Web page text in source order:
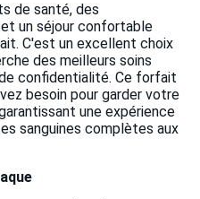
de santé, des
un séjour confortable
C'est un excellent choix
des meilleurs soins
confidentialité. Ce forfait
besoin pour garder votre
une expérience
sanguines complètes aux